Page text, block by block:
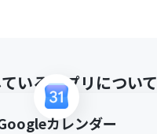
いるアプリについて
カレンダー